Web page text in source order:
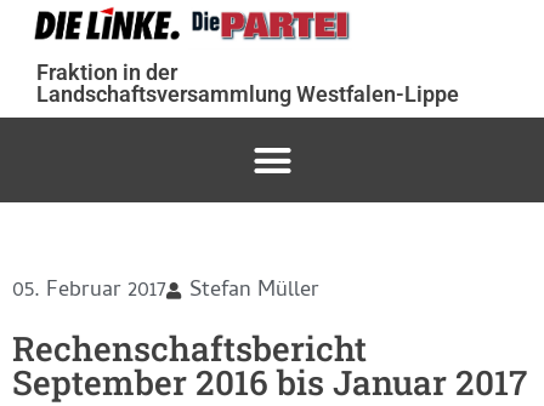
Fraktion in der
Landschaftsversammlung Westfalen-Lippe
05. Februar 2017 Stefan Müller
Rechenschaftsbericht
September 2016 bis Januar 2017